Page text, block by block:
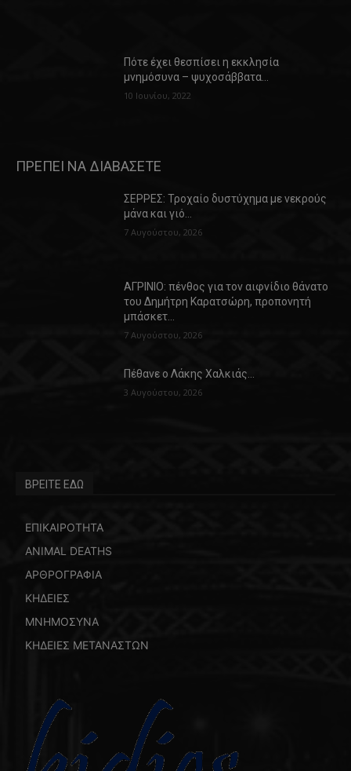
Πότε έχει θεσπίσει η εκκλησία
μνημόσυνα – ψυχοσάββατα…
10 Ιουνίου, 2022
ΠΡΕΠΕΙ ΝΑ ΔΙΑΒΑΣΕΤΕ
ΣΕΡΡΕΣ: Τροχαίο δυστύχημα με νεκρούς
μάνα και γιό…
7 Αυγούστου, 2026
ΑΓΡΙΝΙΟ: πένθος για τον αιφνίδιο θάνατο
του Δημήτρη Καρατσώρη, προπονητή
μπάσκετ…
7 Αυγούστου, 2026
Πέθανε ο Λάκης Χαλκιάς…
3 Αυγούστου, 2026
ΒΡΕΙΤΕ ΕΔΩ
ΕΠΙΚΑΙΡΟΤΗΤΑ
ANIMAL DEATHS
ΑΡΘΡΟΓΡΑΦΙΑ
ΚΗΔΕΙΕΣ
ΜΝΗΜΟΣΥΝΑ
ΚΗΔΕΙΕΣ ΜΕΤΑΝΑΣΤΩΝ